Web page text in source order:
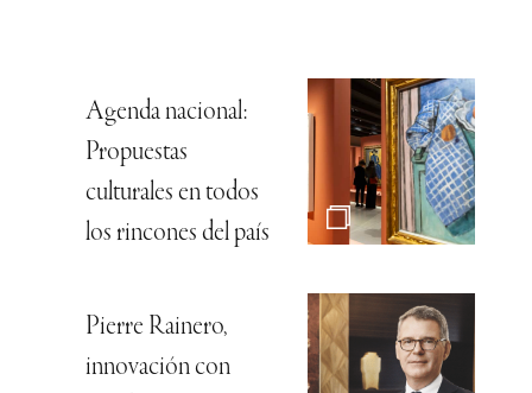
Agenda nacional:
Propuestas
culturales en todos
los rincones del país
Pierre Rainero,
innovación con